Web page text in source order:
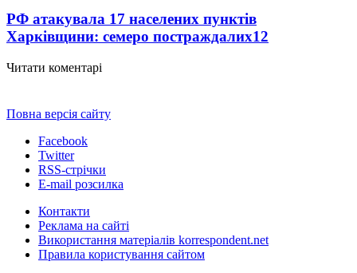
РФ атакувала 17 населених пунктів
Харківщини: семеро постраждалих12
Читати коментарі
Повна версія сайту
Facebook
Twitter
RSS-стрічки
E-mail розсилка
Контакти
Реклама на сайті
Використання матеріалів korrespondent.net
Правила користування сайтом